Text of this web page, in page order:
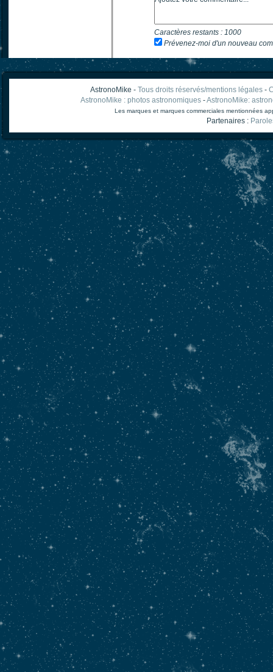
Caractères restants : 1000
Prévenez-moi d'un nouveau
AstronoMike - Tous droits réservés/mentions légales-
AstronoMike : photos astronomiques -AstronoMike:
Les marques et marques commerciales mentionnées
Partenaires :